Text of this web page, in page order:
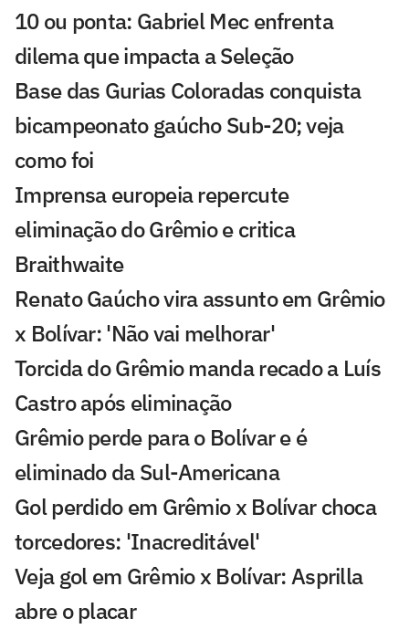
10 ou ponta: Gabriel Mec enfrenta
dilema que impacta a Seleção
Base das Gurias Coloradas conquista
bicampeonato gaúcho Sub-20; veja
como foi
Imprensa europeia repercute
eliminação do Grêmio e critica
Braithwaite
Renato Gaúcho vira assunto em Grêmio
x Bolívar: 'Não vai melhorar'
Torcida do Grêmio manda recado a Luís
Castro após eliminação
Grêmio perde para o Bolívar e é
eliminado da Sul-Americana
Gol perdido em Grêmio x Bolívar choca
torcedores: 'Inacreditável'
Veja gol em Grêmio x Bolívar: Asprilla
abre o placar